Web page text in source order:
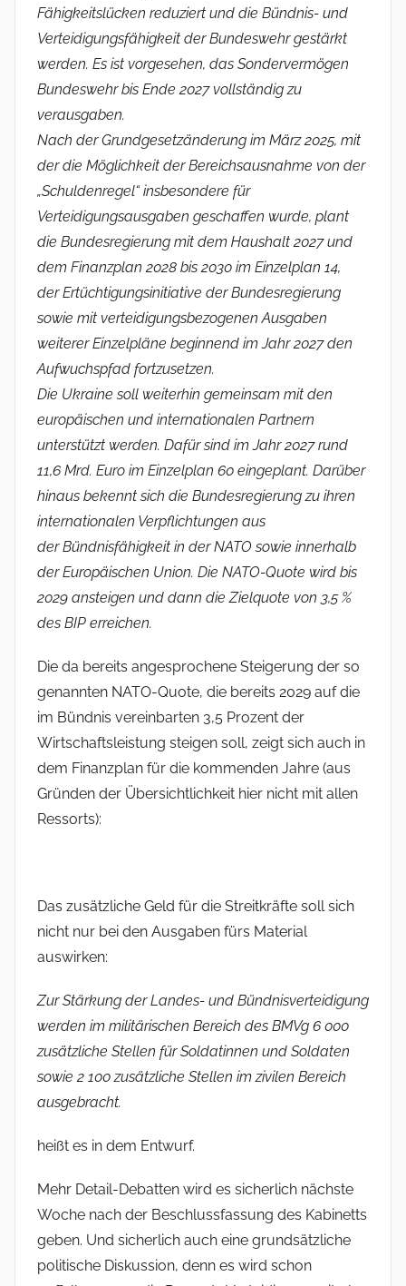
Fähigkeitslücken reduziert und die Bündnis- und
Verteidigungsfähigkeit der Bundeswehr gestärkt
werden. Es ist vorgesehen, das Sondervermögen
Bundeswehr bis Ende 2027 vollständig zu
verausgaben.
Nach der Grundgesetzänderung im März 2025, mit
der die Möglichkeit der Bereichsausnahme von der
„Schuldenregel“ insbesondere für
Verteidigungsausgaben geschaffen wurde, plant
die Bundesregierung mit dem Haushalt 2027 und
dem Finanzplan 2028 bis 2030 im Einzelplan 14,
der Ertüchtigungsinitiative der Bundesregierung
sowie mit verteidigungsbezogenen Ausgaben
weiterer Einzelpläne beginnend im Jahr 2027 den
Aufwuchspfad fortzusetzen.
Die Ukraine soll weiterhin gemeinsam mit den
europäischen und internationalen Partnern
unterstützt werden. Dafür sind im Jahr 2027 rund
11,6 Mrd. Euro im Einzelplan 60 eingeplant. Darüber
hinaus bekennt sich die Bundesregierung zu ihren
internationalen Verpflichtungen aus
der Bündnisfähigkeit in der NATO sowie innerhalb
der Europäischen Union. Die NATO-Quote wird bis
2029 ansteigen und dann die Zielquote von 3,5 %
des BIP erreichen.
Die da bereits angesprochene Steigerung der so
genannten NATO-Quote, die bereits 2029 auf die
im Bündnis vereinbarten 3,5 Prozent der
Wirtschaftsleistung steigen soll, zeigt sich auch in
dem Finanzplan für die kommenden Jahre (aus
Gründen der Übersichtlichkeit hier nicht mit allen
Ressorts):
Das zusätzliche Geld für die Streitkräfte soll sich
nicht nur bei den Ausgaben fürs Material
auswirken:
Zur Stärkung der Landes- und Bündnisverteidigung
werden im militärischen Bereich des BMVg 6 000
zusätzliche Stellen für Soldatinnen und Soldaten
sowie 2 100 zusätzliche Stellen im zivilen Bereich
ausgebracht.
heißt es in dem Entwurf.
Mehr Detail-Debatten wird es sicherlich nächste
Woche nach der Beschlussfassung des Kabinetts
geben. Und sicherlich auch eine grundsätzliche
politische Diskussion, denn es wird schon